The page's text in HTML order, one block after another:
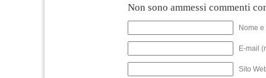
Non sono ammessi commenti
Nome
E-mail
Sito